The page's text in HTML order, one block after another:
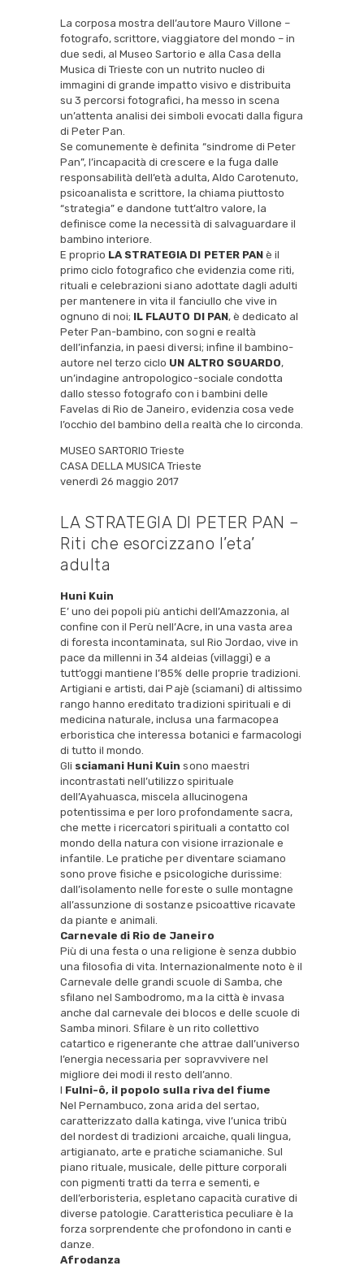
La corposa mostra dell’autore Mauro Villone –
fotografo, scrittore, viaggiatore del mondo – in
due sedi, al Museo Sartorio e alla Casa della
Musica di Trieste con un nutrito nucleo di
immagini di grande impatto visivo e distribuita
su 3 percorsi fotografici, ha messo in scena
un’attenta analisi dei simboli evocati dalla figura
di Peter Pan.
Se comunemente è definita “sindrome di Peter
Pan”, l’incapacità di crescere e la fuga dalle
responsabilità dell’età adulta, Aldo Carotenuto,
psicoanalista e scrittore, la chiama piuttosto
“strategia” e dandone tutt’altro valore, la
definisce come la necessità di salvaguardare il
bambino interiore.
E proprio LA STRATEGIA DI PETER PANè il
primo ciclo fotografico che evidenzia come riti,
rituali e celebrazioni siano adottate dagli adulti
per mantenere in vita il fanciullo che vive in
ognuno di noi; IL FLAUTO DI PAN, è dedicato al
Peter Pan-bambino, con sogni e realtà
dell’infanzia, in paesi diversi; infine il bambino-
autore nel terzo ciclo UN ALTRO SGUARDO,
un’indagine antropologico-sociale condotta
dallo stesso fotografo con i bambini delle
Favelas di Rio de Janeiro, evidenzia cosa vede
l’occhio del bambino della realtà che lo circonda.
MUSEO SARTORIO Trieste
CASA DELLA MUSICA Trieste
venerdì 26 maggio 2017
LA STRATEGIA DI PETER PAN –
Riti che esorcizzano l’eta’
adulta
Huni Kuin
E’ uno dei popoli più antichi dell’Amazzonia, al
confine con il Perù nell’Acre, in una vasta area
di foresta incontaminata, sul Rio Jordao, vive in
pace da millenni in 34 aldeias (villaggi) e a
tutt’oggi mantiene l’85% delle proprie tradizioni.
Artigiani e artisti, dai Pajè (sciamani) di altissimo
rango hanno ereditato tradizioni spirituali e di
medicina naturale, inclusa una farmacopea
erboristica che interessa botanici e farmacologi
di tutto il mondo.
Gli sciamani Huni Kuin sono maestri
incontrastati nell’utilizzo spirituale
dell’Ayahuasca, miscela allucinogena
potentissima e per loro profondamente sacra,
che mette i ricercatori spirituali a contatto col
mondo della natura con visione irrazionale e
infantile. Le pratiche per diventare sciamano
sono prove fisiche e psicologiche durissime:
dall’isolamento nelle foreste o sulle montagne
all’assunzione di sostanze psicoattive ricavate
da piante e animali.
Carnevale di Rio de Janeiro
Più di una festa o una religione è senza dubbio
una filosofia di vita. Internazionalmente noto è il
Carnevale delle grandi scuole di Samba, che
sfilano nel Sambodromo, ma la città è invasa
anche dal carnevale dei blocos e delle scuole di
Samba minori. Sfilare è un rito collettivo
catartico e rigenerante che attrae dall’universo
l’energia necessaria per sopravvivere nel
migliore dei modi il resto dell’anno.
I Fulni-ô, il popolo sulla riva del fiume
Nel Pernambuco, zona arida del sertao,
caratterizzato dalla katinga, vive l’unica tribù
del nordest di tradizioni arcaiche, quali lingua,
artigianato, arte e pratiche sciamaniche. Sul
piano rituale, musicale, delle pitture corporali
con pigmenti tratti da terra e sementi, e
dell’erboristeria, espletano capacità curative di
diverse patologie. Caratteristica peculiare è la
forza sorprendente che profondono in canti e
danze.
Afrodanza